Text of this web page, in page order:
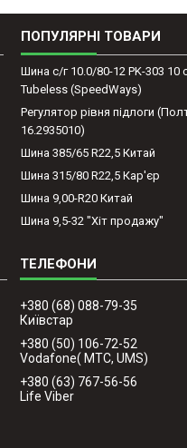
ПОПУЛЯРНІ ТОВАРИ
Шина с/г 10.0/80-12 PK-303 10
Tubeless (SpeedWays)
Регулятор рівня підлоги
16.2935010)
Шина 385/65 R22,5 Китай
Шина 315/80 R22,5 Кар'єр
Шина 9,00-R20 Китай
Шина 9,5-32 "Хіт продажу"
+380 (68) 088-79-35
Київстар
+380 (50) 106-72-52
Vodafone( МТС, UMS)
+380 (63) 767-56-56
Life Viber